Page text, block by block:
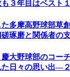
３年目はベスト
多摩高野球部草
琢磨と関係者の
大野球部のコー
た日々の思い出―